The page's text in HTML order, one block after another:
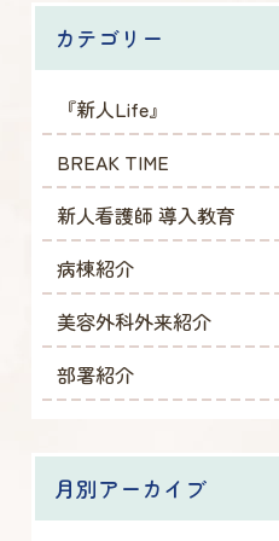
カテゴリー
『新人Life』
BREAK TIME
新人看護師 導入教育
病棟紹介
美容外科外来紹介
部署紹介
月別アーカイブ